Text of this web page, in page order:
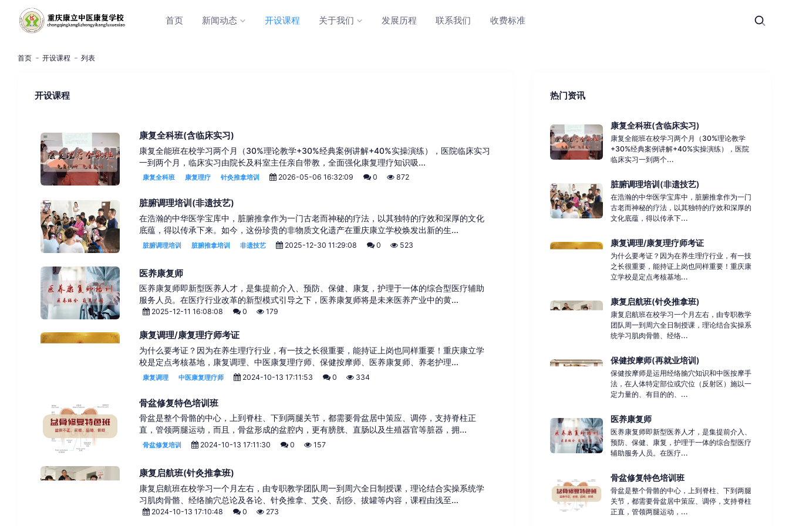
首页 新闻动态 开设课程 关于我们 发展历程 联系我们 收费标准
首页 开设课程 列表
开设课程
康复全科班(含临床实习)
康复全能班在校学习两个月（30%理论教学+30%经典案例讲解+40%实操演练），医院临床实习
一到两个月，临床实习由院长及科室主任亲自带教，全面强化康复理疗知识吸...
康复全科班 康复理疗 针灸推拿培训 2026-05-06 16:32:09 0 872
脏腑调理培训(非遗技艺)
在浩瀚的中华医学宝库中，脏腑推拿作为一门古老而神秘的疗法，以其独特的疗效和深厚的文化
底蕴，得以传承下来。如今，这份珍贵的非物质文化遗产在重庆康立学校焕发出新的生...
脏腑调理培训 脏腑推拿培训 非遗技艺 2025-12-30 11:29:08 0 523
医养康复师
医养康复师即新型医养人才，是集提前介入、预防、保健、康复，护理于一体的综合型医疗辅助
服务人员。在医疗行业改革的新型模式引导之下，医养康复师将是未来医养产业中的黄...
2025-12-11 16:08:08 0 179
康复调理/康复理疗师考证
为什么要考证？因为在养生理疗行业，有一技之长很重要，能持证上岗也同样重要！重庆康立学
校是定点考核基地，康复调理、中医康复理疗师、保健按摩师、医养康复师、养老护理...
康复调理 中医康复理疗师 2024-10-13 17:11:53 0 334
骨盆修复特色培训班
骨盆是整个骨骼的中心，上到脊柱、下到两腿关节，都需要骨盆居中策应、调停，支持脊柱正
直，管领两腿运动，而且，骨盆形成的盆腔内，更有膀胱、直肠以及生殖器官等脏器，拥...
骨盆修复培训 2024-10-13 17:11:30 0 157
康复启航班(针灸推拿班)
康复启航班在校学习一个月左右，由专职教学团队周一到周六全日制授课，理论结合实操系统学
习肌肉骨骼、经络腧穴总论及各论、针灸推拿、艾灸、刮痧、拔罐等内容，课程由浅至...
2024-10-13 17:10:48 0 273
热门资讯
康复全科班(含临床实习)
康复全能班在校学习两个月（30%理论教学
+30%经典案例讲解+40%实操演练），医院
临床实习一到两个...
脏腑调理培训(非遗技艺)
在浩瀚的中华医学宝库中，脏腑推拿作为一门
古老而神秘的疗法，以其独特的疗效和深厚的
文化底蕴，得以传承下...
康复调理/康复理疗师考证
为什么要考证？因为在养生理疗行业，有一技
之长很重要，能持证上岗也同样重要！重庆康
立学校是定点考核基地...
康复启航班(针灸推拿班)
康复启航班在校学习一个月左右，由专职教学
团队周一到周六全日制授课，理论结合实操系
统学习肌肉骨骼、经络...
保健按摩师(再就业培训)
保健按摩师是运用经络腧穴知识和中医按摩手
法，在人体特定部位或穴位（反射区）施以一
定力量的、有目的的、...
医养康复师
医养康复师即新型医养人才，是集提前介入、
预防、保健、康复，护理于一体的综合型医疗
辅助服务人员。在医疗...
骨盆修复特色培训班
骨盆是整个骨骼的中心，上到脊柱、下到两腿
关节，都需要骨盆居中策应、调停，支持脊柱
正直，管领两腿运动，...